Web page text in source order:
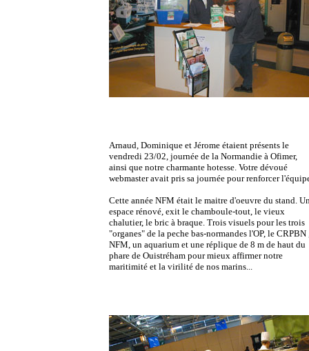
Arnaud, Dominique et Jérome étaient présents le
vendredi 23/02, journée de la Normandie à Ofimer,
ainsi que notre charmante hotesse. Votre dévoué
webmaster avait pris sa journée pour renforcer
Cette année NFM était le maitre d'oeuvre du stand.
espace rénové, exit le chamboule-tout, le vieux
chalutier, le bric à braque. Trois visuels pour les trois
"organes" de la peche bas-normandes l'OP, le CRPBN
NFM, un aquarium et une réplique de 8 m de haut du
phare de Ouistréham pour mieux affirmer notre
maritimité et la virilité de nos marins...